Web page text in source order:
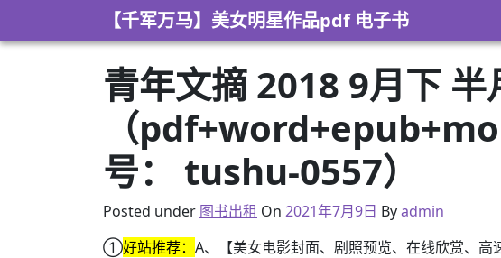
【千军万马】美女明星作品pdf 电子书
青年文摘 2018 9月下
（
号： tushu-0557）
Posted under 图书出租 On 2021年4月14日
2021年7月9日 Byadmin
①好站推荐： A、【美女电影封面、剧照预览、在线欣赏、高